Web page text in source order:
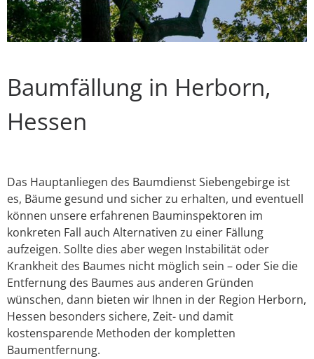
Baumfällung in Herborn,
Hessen
Das Hauptanliegen des Baumdienst Siebengebirge ist
es, Bäume gesund und sicher zu erhalten, und eventuell
können unsere erfahrenen Bauminspektoren im
konkreten Fall auch Alternativen zu einer Fällung
aufzeigen. Sollte dies aber wegen Instabilität oder
Krankheit des Baumes nicht möglich sein – oder Sie die
Entfernung des Baumes aus anderen Gründen
wünschen, dann bieten wir Ihnen in der Region Herborn,
Hessen besonders sichere, Zeit- und damit
kostensparende Methoden der kompletten
Baumentfernung.